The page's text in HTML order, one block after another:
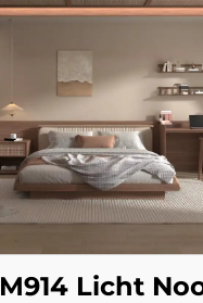
M914 Licht